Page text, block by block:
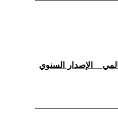
_ الإصدار السنوي